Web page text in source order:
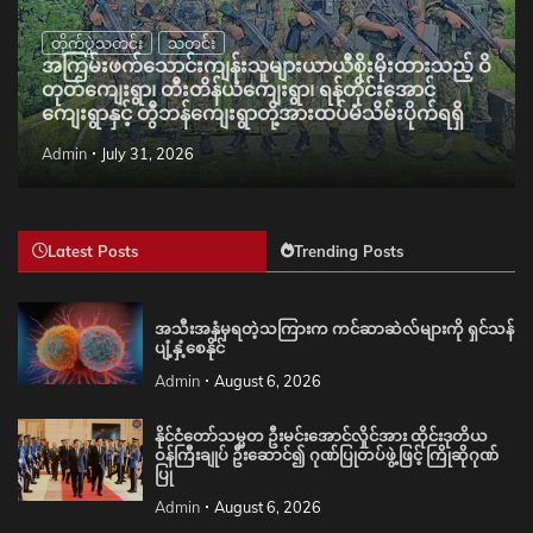
တိုက်ပွဲသတင်း သတင်း
အကြမ်းဖက်သောင်းကျန်းသူများယာယီစိုးမိုးထားသည့် ဝိ
တုတ်ကျေးရွာ၊ တီးတိန်ယံကျေးရွာ၊ ရန်တိုင်းအောင်
ကျေးရွာနှင့် တွီဘန်ကျေးရွာတို့အားထပ်မံသိမ်းပိုက်ရရှိ
Admin July 31, 2026
Latest Posts Trending Posts
အသီးအနှံမှရတဲ့သကြားက ကင်ဆာဆဲလ်များကို ရှင်သန်
ပျံ့နှံ့စေနိုင်
Admin August 6, 2026
နိုင်ငံတော်သမ္မတ ဦးမင်းအောင်လှိုင်အား ထိုင်းဒုတိယ
ဝန်ကြီးချုပ် ဦးဆောင်၍ ဂုဏ်ပြုတပ်ဖွဲ့ဖြင့် ကြိုဆိုဂုဏ်
ပြု
Admin August 6, 2026